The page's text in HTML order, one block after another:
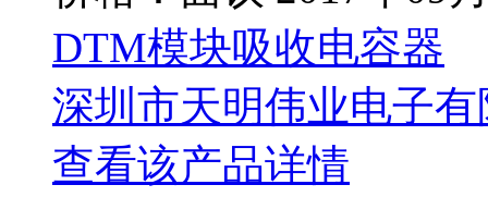
DTM模块吸收电容器
深圳市天明伟业电子
查看该产品详情